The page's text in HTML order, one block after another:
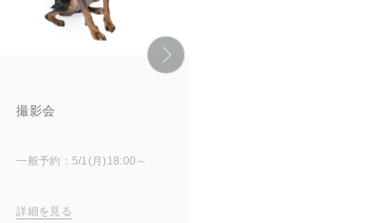
撮影会
一般予約：5/1(月)18:00～
詳細を見る